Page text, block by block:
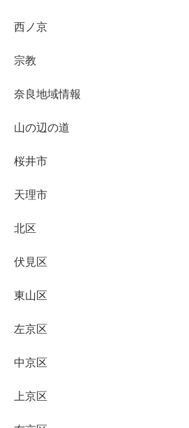
西ノ京
宗教
奈良地域情報
山の辺の道
桜井市
天理市
北区
伏見区
東山区
左京区
中京区
上京区